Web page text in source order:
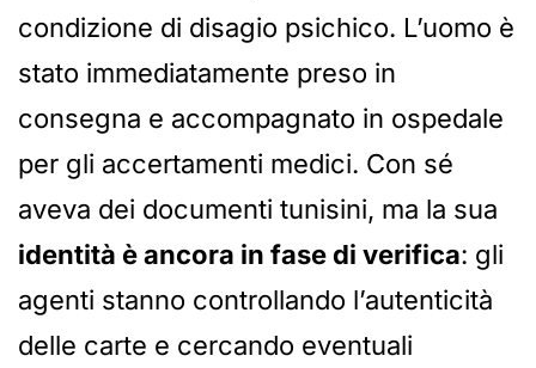
condizione di disagio psichico. L’uomo è
stato immediatamente preso in
consegna e accompagnato in ospedale
per gli accertamenti medici. Con sé
aveva dei documenti tunisini, ma la sua
identità è ancora in fase di verifica: gli
agenti stanno controllando l’autenticità
delle carte e cercando eventuali